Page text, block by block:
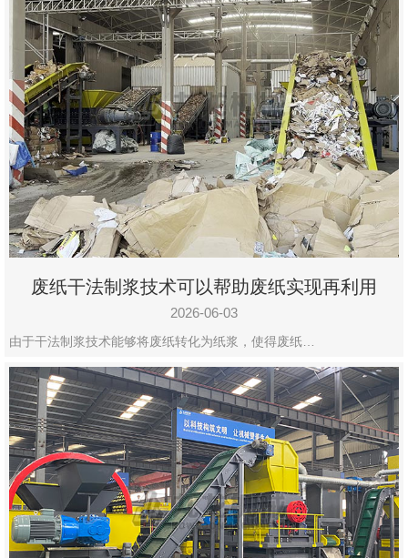
废纸干法制浆技术可以帮助废纸实现再利用
2026-06-03
由于干法制浆技术能够将废纸转化为纸浆，使得废纸…